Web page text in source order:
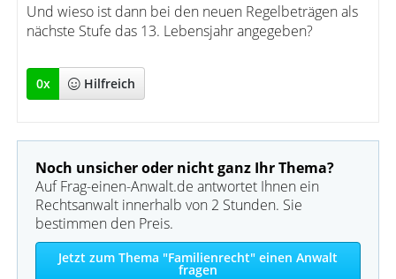
Und wieso ist dann bei den neuen Regelbeträgen als
nächste Stufe das 13. Lebensjahr angegeben?
0x Hilfreich
Noch unsicher oder nicht ganz Ihr Thema?
Auf Frag-einen-Anwalt.de antwortet Ihnen ein
Rechtsanwalt innerhalb von 2 Stunden. Sie
bestimmen den Preis.
Jetzt zum Thema "Familienrecht" einen Anwalt
fragen